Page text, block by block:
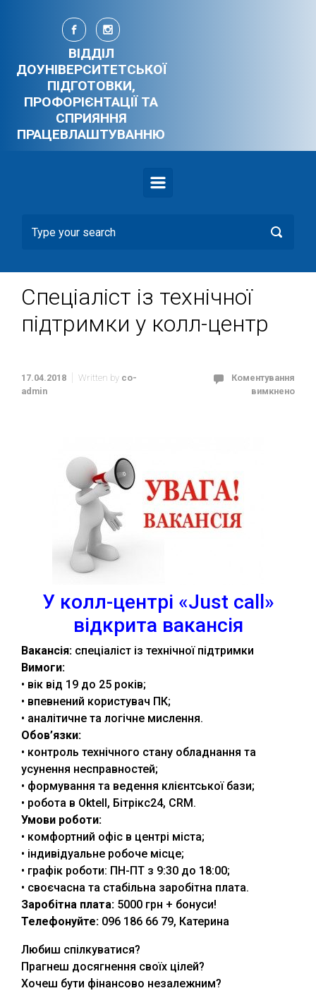
Skip to main content
ВІДДІЛ
ДОУНІВЕРСИТЕТСЬКОЇ
ПІДГОТОВКИ,
ПРОФОРІЄНТАЦІЇ ТА
СПРИЯННЯ
ПРАЦЕВЛАШТУВАННЮ
Спеціаліст із технічної
підтримки у колл-центр
17.04.2018 Written by co-
admin
Коментування
вимкнено
У колл-центрі «Just call»
відкрита вакансія
Вакансія: спеціаліст із технічної підтримки
Вимоги:
• вік від 19 до 25 років;
• впевнений користувач ПК;
• аналітичне та логічне мислення.
Обов’язки:
• контроль технічного стану обладнання та
усунення несправностей;
• формування та ведення клієнтської бази;
• робота в Oktell, Бітрікс24, CRM.
Умови роботи:
• комфортний офіс в центрі міста;
• індивідуальне робоче місце;
• графік роботи: ПН-ПТ з 9:30 до 18:00;
• своєчасна та стабільна заробітна плата.
Заробітна плата: 5000 грн + бонуси!
Телефонуйте: 096 186 66 79, Катерина
Любиш спілкуватися?
Прагнеш досягнення своїх цілей?
Хочеш бути фінансово незалежним?